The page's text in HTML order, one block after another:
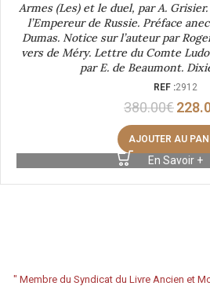
Armes (Les) et le duel, par A.
l’Empereur de Russie. Préface
Dumas. Notice sur l’auteur par
vers de Méry. Lettre du Comte
par E. de Beaumont.
REF :2912
380.00€
AJOUTER AU
En Savoir +
" Membre du Syndicat du Livre Ancien et